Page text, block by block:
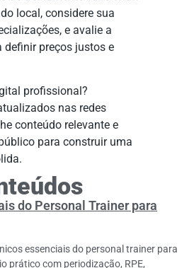
local, considere sua
e avalie a
definir preços justos e
profissional?
nas redes
conteúdo relevante e
para construir uma
do Personal Trainer para
essenciais do personal trainer para
prático com periodização, RPE,